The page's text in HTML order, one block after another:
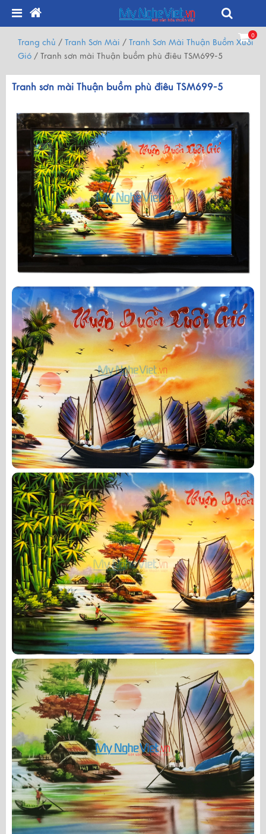
0
Trang chủ / Tranh Sơn Mài / Tranh Sơn Mài Thuận Buồm Xuôi
Gió / Tranh sơn mài Thuận buồm phù điêu TSM699-5
Tranh sơn mài Thuận buồm phù điêu TSM699-5